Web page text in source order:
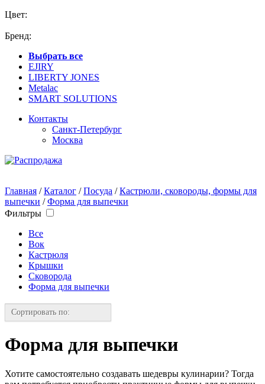
Цвет:
Бренд:
Выбрать все
EJIRY
LIBERTY JONES
Metalaс
SMART SOLUTIONS
Контакты
Санкт-Петербург
Москва
Главная /Каталог /Посуда /Кастрюли, сковороды, формы для
выпечки /Форма для выпечки
Фильтры
Все
Вок
Кастрюля
Крышки
Сковорода
Форма для выпечки
Сортировать по:
Форма для выпечки
Хотите самостоятельно создавать шедевры кулинарии? Тогда